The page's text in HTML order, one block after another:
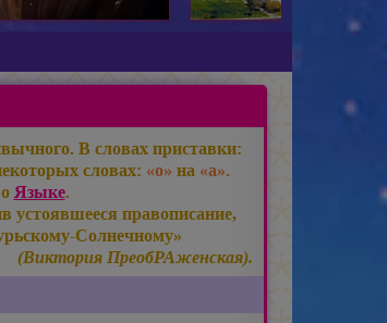
В словах приставки:
словах: «о» на «а».
Языке.
устоявшееся правописание,
Солнечному»
(Виктория ПреобРАженская).